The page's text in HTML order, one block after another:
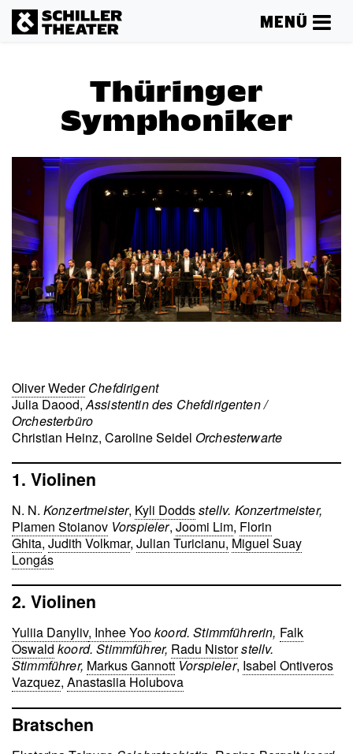
MENÜ
Thüringer
Symphoniker
Oliver WederChefdirigent
Julia Daood,Assistentin des Chefdirigenten /
Orchesterbüro
Christian Heinz, Caroline Seidel Orchesterwarte
1. Violinen
N. N. Konzertmeister, Kyli Doddsstellv. Konzertmeister,
Plamen Stoianov Vorspieler, Joomi Lim, Florin
Ghita, Judith Volkmar, Julian Turicianu, Miguel Suay
Longás
2. Violinen
Yuliia Danyliv, Inhee Yookoord. Stimmführerin, Falk
Oswald koord. Stimmführer, Radu Nistorstellv.
Stimmführer, Markus Gannott Vorspieler, Isabel Ontiveros
Vazquez, Anastasiia Holubova
Bratschen